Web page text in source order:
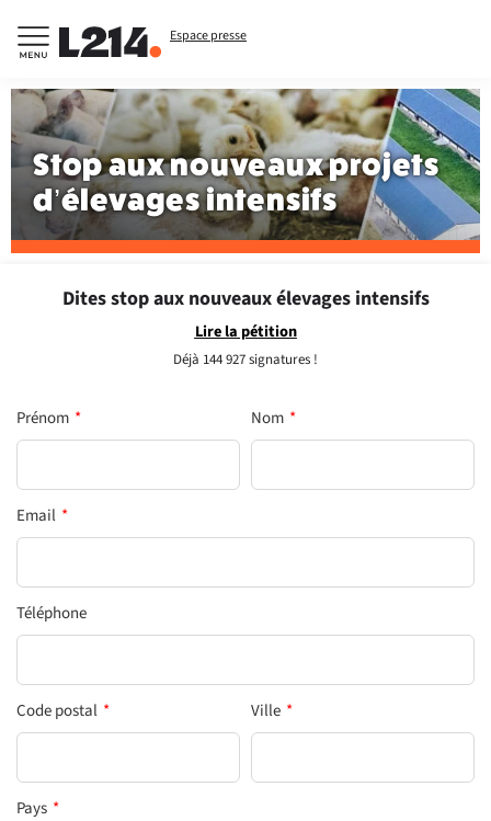
Espace presse
Stop aux nouveaux projets
d’élevages intensifs
Dites stop aux nouveaux élevages intensifs
Lire la pétition
Déjà 144 927signatures !
Prénom * Nom *
Email *
Téléphone
Code postal * Ville *
Pays *